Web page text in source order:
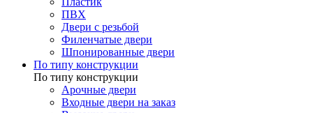
ПВХ
Двери с резьбой
Филенчатые двери
Шпонированные двери
По типу конструкции
По типу конструкции
Арочные двери
Входные двери на заказ